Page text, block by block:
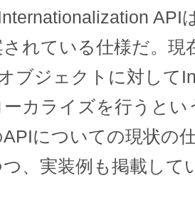
API
れている仕様だ。現
ブジェクトに対して
ーカライズを行うと
についての現状の
、実装例も掲載して